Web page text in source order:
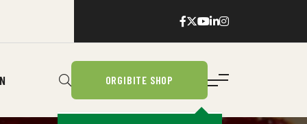
ORGIBITE SHOP